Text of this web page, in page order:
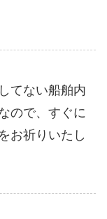
てない船舶内
ので、すぐに
お祈りいたし